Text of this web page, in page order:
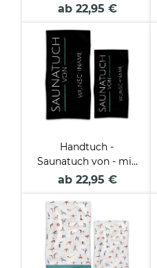
Datum - in 2 Größen
ab 22,95 €
Handtuch -
Saunatuch von - mit
Name - in zwei
ab 22,95 €